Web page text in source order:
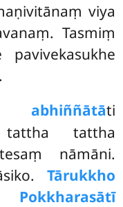
viya
Tasmiṃ
pavivekasukhe
abhiññātāti
tattha tattha
nāmāni.
Tārukkho
Pokkharasātī